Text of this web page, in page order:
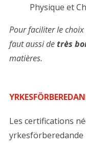
Physique et
Pour faciliter le
faut aussi detrès
matières.
Les certifications